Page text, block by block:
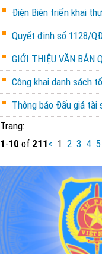
Điện Biên triển khai
Quyết định số 1128/
GIỚI THIỆU VĂN BẢN
Công khai danh sách
Thông báo Đấu giá tài
Trang:
1-10 of 211< 1 2 3 4 5